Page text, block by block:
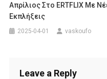
Απρίλιος Στο ERTFLIX Με
Εκπλήξεις
2025-04-01 vaskoufo
Leave a Reply